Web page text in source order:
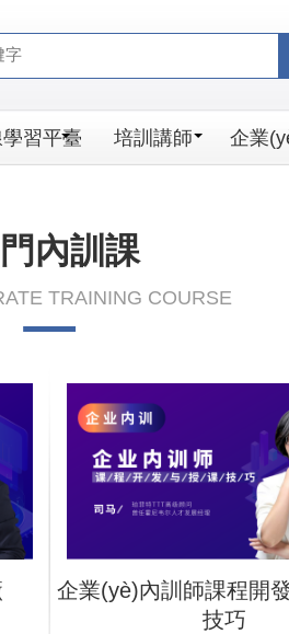
成人久久综合
習平臺 培訓講師 企業
內訓課
TRAINING COURSE
企業(yè)內訓師課程開
技巧